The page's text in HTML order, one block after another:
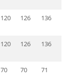
120 126 136
120 126 136
70 70 71